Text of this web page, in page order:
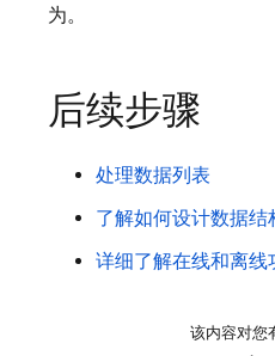
为。
后续步骤
处理数据列表
了解如何设计数据结
详细了解在线和离线
该内容对您